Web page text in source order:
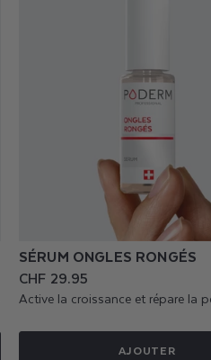
SÉRUM ONGLES RONGÉS
Prix
habituel
CHF 29.95
Active la croissance et répare la
AJOUTER